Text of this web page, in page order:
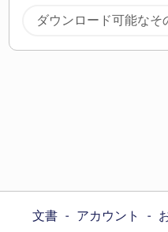
ダウンロード可能なそ
ート
文書 アカウント